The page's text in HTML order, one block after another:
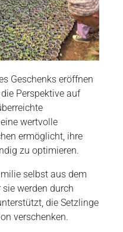
Geschenks eröffnen
Perspektive auf
wertvolle
ermöglicht, ihre
zu optimieren.
selbst aus dem
werden durch
die Setzlinge
verschenken.